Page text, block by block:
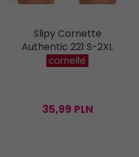
Slipy Cornette
Authentic 221 S-2XL
35,99 PLN